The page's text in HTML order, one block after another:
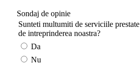
Sondaj de opinie
Sunteti multumiti de serviciile prestate
de intreprinderea noastra?
Da
Nu